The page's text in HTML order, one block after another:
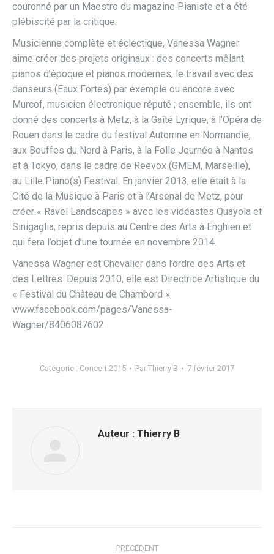
couronné par un Maestro du magazine Pianiste et a été
plébiscité par la critique.
Musicienne complète et éclectique, Vanessa Wagner
aime créer des projets originaux : des concerts mêlant
pianos d’époque et pianos modernes, le travail avec des
danseurs (Eaux Fortes) par exemple ou encore avec
Murcof, musicien électronique réputé ; ensemble, ils ont
donné des concerts à Metz, à la Gaîté Lyrique, à l’Opéra de
Rouen dans le cadre du festival Automne en Normandie,
aux Bouffes du Nord à Paris, à la Folle Journée à Nantes
et à Tokyo, dans le cadre de Reevox (GMEM, Marseille),
au Lille Piano(s) Festival. En janvier 2013, elle était à la
Cité de la Musique à Paris et à l’Arsenal de Metz, pour
créer « Ravel Landscapes » avec les vidéastes Quayola et
Sinigaglia, repris depuis au Centre des Arts à Enghien et
qui fera l’objet d’une tournée en novembre 2014.
Vanessa Wagner est Chevalier dans l’ordre des Arts et
des Lettres. Depuis 2010, elle est Directrice Artistique du
« Festival du Château de Chambord ».
www.facebook.com/pages/Vanessa-
Wagner/8406087602
Catégorie : Concert 2015 Par Thierry B 7 février 2017
Auteur : Thierry B
PRÉCÉDENT